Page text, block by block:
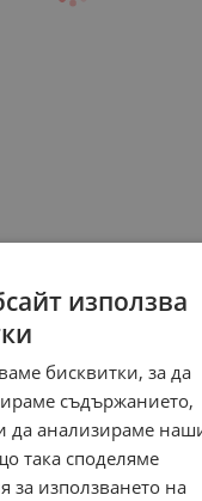
използва
бисквитки, за да
съдържанието,
да анализираме
така споделяме
за използването на